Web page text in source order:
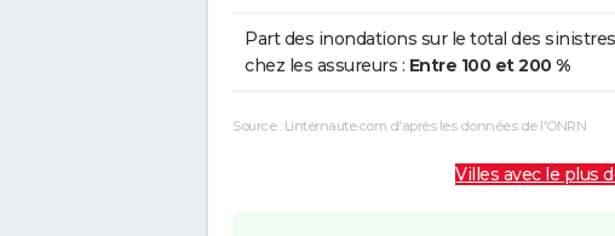
Part des inondations sur le total des sinistres
chez les assureurs : Entre 100 et 200 %
Source : Linternaute.com d'après les données de l'ONRN
Villes avec le plus